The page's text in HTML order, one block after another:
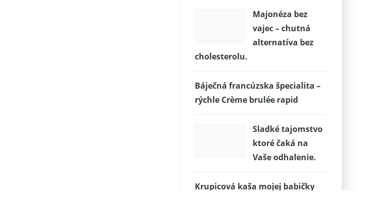
Majonéza bez
vajec – chutná
alternatíva bez
cholesterolu.
Báječná francúzska špecialita –
rýchle Crème brulée rapid
Sladké tajomstvo
ktoré čaká na
Vaše odhalenie.
Krupicová kaša mojej babičky